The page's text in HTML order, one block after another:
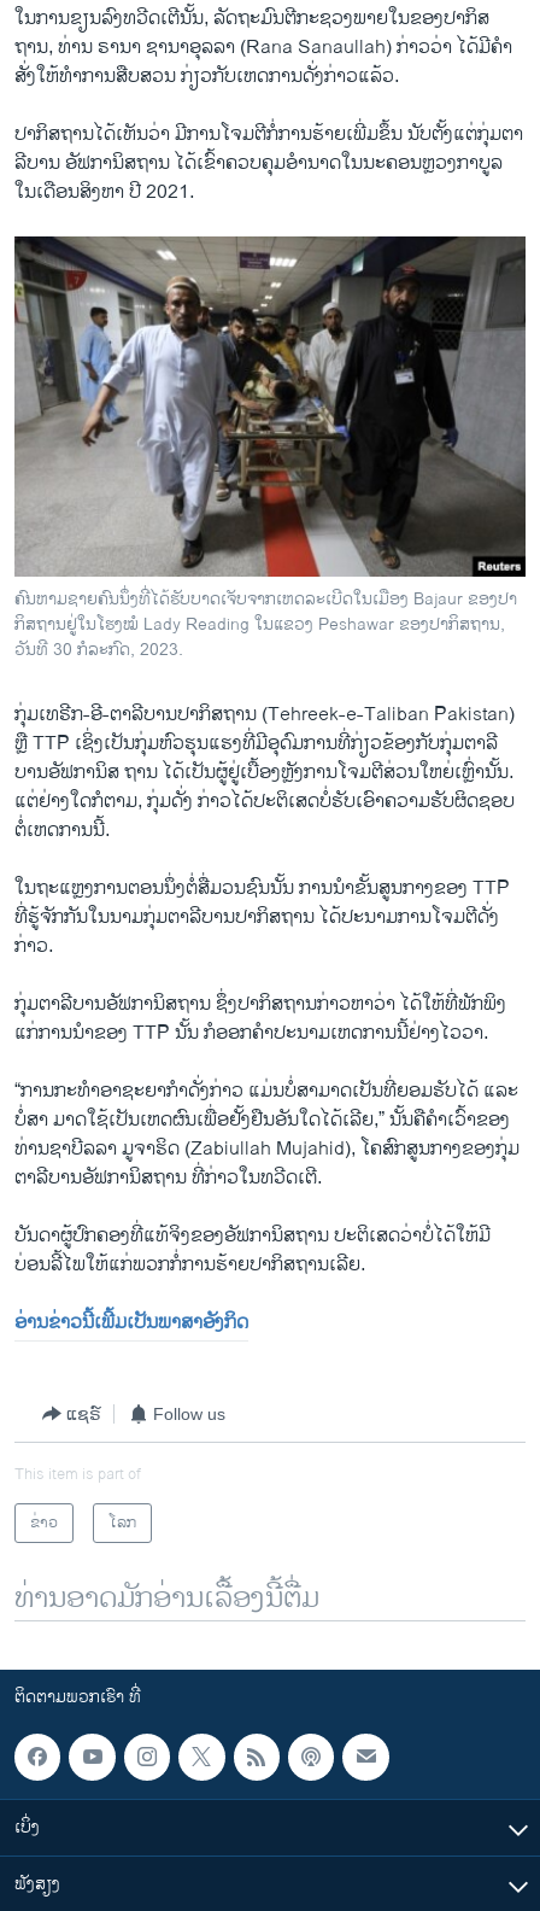
ໃນການ​ຂຽນ​ລົງ​ທວີດ​ເຕີນັ້ນ, ລັດຖະມົນຕີກະ​ຊວງພາຍໃນຂອງປາກິສ
ຖານ, ທ່ານ ຣາ​ນາ ຊາ​ນາອຸ​ລ​ລາ (Rana Sanaullah) ກ່າວວ່າ ໄດ້​ມີ​ຄຳ​
ສັ່ງ​ໃຫ້ທຳການສືບສວນ ກ່ຽວກັບເຫດການດັ່ງ​ກ່າວ​ແລ້ວ.
ປາກິສຖານໄດ້ເຫັນວ່າ ມີການໂຈມຕີກໍ່ການຮ້າຍເພີ່ມຂຶ້ນ ນັບຕັ້ງແຕ່ກຸ່ມຕາ
ລີບານ ອັຟການິສຖານ ໄດ້ເຂົ້າຄວບຄຸມອຳ​ນາດໃນນະຄອນຫຼວງກາ​ບູ​ລ
ໃນເດືອນສິງຫາ ປີ 2021.
ຄົນ​ຫາມ​ຊາຍ​ຄົນ​ນຶ່ງ​ທີ່​ໄດ້​ຮັບ​ບາດ​ເຈັບຈາກ​ເຫດ​ລະ​ເບີດ​ໃນ​ເມືອງ Bajaur ຂອງ​ປາ​
ກິ​ສ​ຖານຢູ່​ໃນ​ໂຮງ​ໝໍ Lady Reading ໃນ​ແຂວງ Peshawar ຂອງ​ປາ​ກິ​ສ​ຖານ,
ວັນ​ທີ 30 ກໍ​ລະ​ກົດ, 2023.
ກຸ່ມເທ​ຣີກ-​ອີ-ຕາ​ລີ​ບານ​ປາ​ກິ​ສ​ຖານ (Tehreek-e-Taliban Pakistan)
ຫຼື TTP ເຊິ່ງເປັນກຸ່ມຫົວຮຸນແຮງທີ່ມີອຸດົມການທີ່ກ່ຽວຂ້ອງກັບກຸ່ມຕາລີ
ບານອັຟການິສ ຖານ ໄດ້ເປັນຜູ້ຢູ່ເບື້ອງຫຼັງການໂຈມຕີສ່ວນ​ໃຫຍ່ເຫຼົ່ານັ້ນ.
ແຕ່ຢ່າງໃດກໍຕາມ, ກຸ່ມດັ່ງ ກ່າວໄດ້ປະຕິເສດບໍ່​ຮັບ​ເອົາຄວາມຮັບຜິດຊອບ
ຕໍ່ເຫດການນີ້.
​ໃນ​ຖະ​ແຫຼ​ງການຕອນ​ນຶ່ງ​ຕໍ່​ສື່​ມວນ​ຊົນນັ້ນ ການ​ນຳ​ຂັ້ນສູນ​ກາງ​ຂອງ TTP
ທີ່​ຮູ້​ຈັກ​ກັນ​ໃນ​ນາມ​ກຸ່ມ​ຕາ​ລີ​ບານ​ປາ​ກິ​ສຖານ ​ໄດ້​ປະນາມ​ການ​ໂຈມ​ຕີ​ດັ່ງ
ກ່າວ.
ກຸ່ມຕາລີບານອັຟການິສຖານ ຊຶ່ງປາກິສຖານກ່າວຫາວ່າ ໄດ້ໃຫ້​ທີ່​ພັກ​ພິງ​
ແກ່ການນໍາຂອງ TTP ນັ້ນ ກໍອອກຄໍາປະ​ນາມເຫດ​ການນີ້ຢ່າງໄວວາ.
“ການກະ​ທຳ​ອາຊະຍາກຳດັ່ງກ່າວ ແມ່ນບໍ່ສາມາດເປັນ​ທີ່ຍອມຮັບໄດ້ ແລະ
ບໍ່ສາ ມາດໃຊ້ເປັນເຫດຜົນເພື່ອຢັ້ງ​ຢືນ​ອັນ​ໃດໄດ້ເລີຍ,” ນັ້ນ​ຄືຄຳ​ເວົ້າ​ຂອງ
ທ່ານຊາ​ບີລ​ລາ ມູຈາ​ຮິດ (Zabiullah Mujahid), ໂຄສົກສູນກາງຂອງກຸ່ມ
ຕາລີບານອັຟການິສຖານ ທີ່ກ່າວໃນທວີດ​ເຕີ.
ບັນດາ​ຜູ້​ປົກຄອງ​ທີ່​ແທ້​ຈິ​ງ​ຂອງອັຟກາ​ນິສຖານ ​ປະຕິ​ເສດວ່າ​ບໍ່ໄດ້​ໃຫ້​ມີ​
ບ່ອນ​ລີ້​ໄພ​ໃຫ້​ແກ່​ພວກ​ກໍ່​ການ​ຮ້າຍ​ປາ​ກິ​ສຖານເລີຍ.
ອ່ານ​ຂ່າວນີ້​ເພີ້ມ​ເປັນ​ພາ​ສາ​ອັງ​ກິດ
ແຊຣ໌ Follow us
This item is part of
ຂ່າວ
ໂລກ
ທ່ານອາດມັກອ່ານເລື້ອງນີ້ຕື່ມ
ຕິດຕາມພວກເຮົາ ທີ່
ເບິ່ງ
ຟັງສຽງ